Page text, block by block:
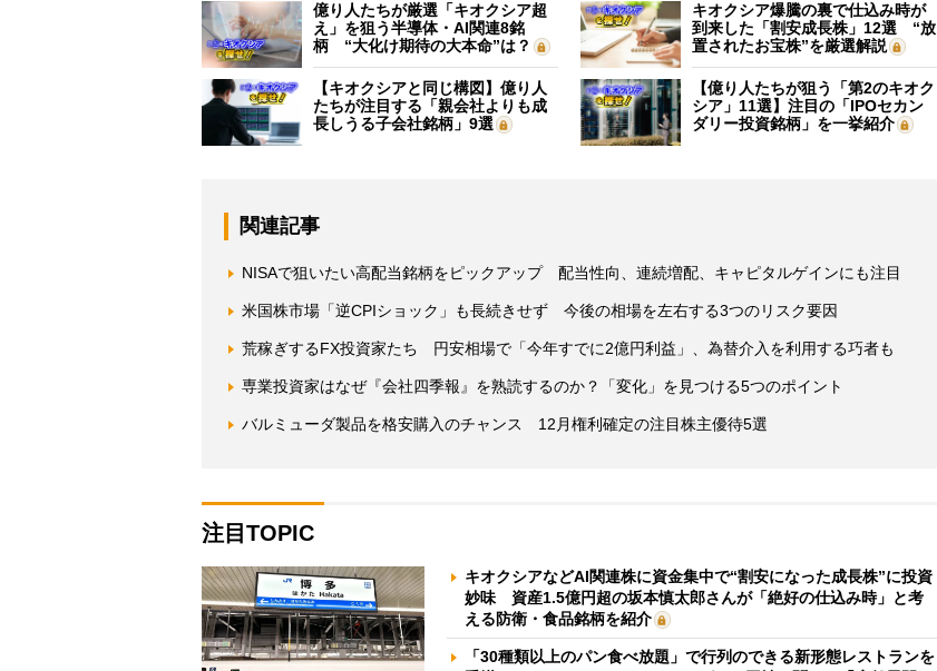
億り人たちが厳選「キオクシア超
え」を狙う半導体・AI関連8銘
柄 “大化け期待の大本命”は？
キオクシア爆騰の裏で仕込み時が
到来した「割安成長株」12選 “放
置されたお宝株”を厳選解説
【キオクシアと同じ構図】億り人
たちが注目する「親会社よりも成
長しうる子会社銘柄」9選
【億り人たちが狙う「第2のキオク
シア」11選】注目の「IPOセカン
ダリー投資銘柄」を一挙紹介
関連記事
NISAで狙いたい高配当銘柄をピックアップ 配当性向、連続増配、キャピタルゲインにも注目
米国株市場「逆CPIショック」も長続きせず 今後の相場を左右する3つのリスク要因
荒稼ぎするFX投資家たち 円安相場で「今年すでに2億円利益」、為替介入を利用する巧者も
専業投資家はなぜ『会社四季報』を熟読するのか？「変化」を見つける5つのポイント
バルミューダ製品を格安購入のチャンス 12月権利確定の注目株主優待5選
注目TOPIC
キオクシアなどAI関連株に資金集中で“割安になった成長株”に投資
妙味 資産1.5億円超の坂本慎太郎さんが「絶好の仕込み時」と考
える防衛・食品銘柄を紹介
「30種類以上のパン食べ放題」で行列のできる新形態レストランを